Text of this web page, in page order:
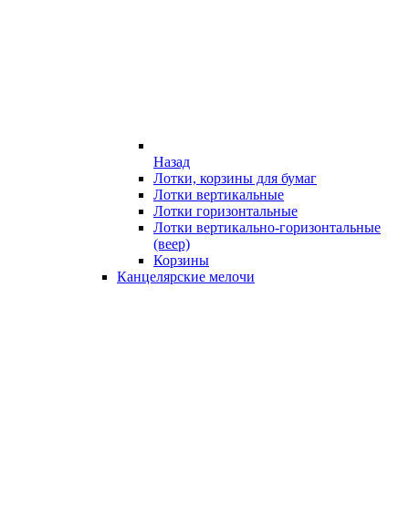
Назад
Лотки, корзины для бумаг
Лотки вертикальные
Лотки горизонтальные
Лотки вертикально-горизонтальные
(веер)
Корзины
Канцелярские мелочи